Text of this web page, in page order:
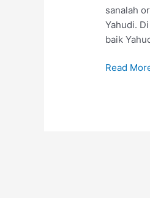
sanalah
Yahudi.
baik
Read